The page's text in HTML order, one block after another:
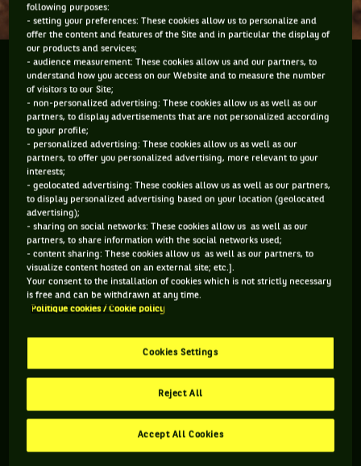
Benjamin voulait vivre Roland-Garros de l'intérieur,
voir les coulisses, les petites mains qui s'affèrent
dans l'ombre, les espaces privés, toucher la terre
battue... Tout ça et même plus, il y a eu droit en tant
que grand gagnant de l'un des rêves
Benjamin voulait vivre Roland-Garros de l'intérieur, voir les
coulisses, les petites mains qui s'affairent dans l'ombre, les
espaces privés, toucher la terre battue... Tout ça et même
plus, il y a eu droit en tant que grand gagnant de l'un des
rêves mis en jeu à l'occasion des 40 ans de partenariat entre
BNP Paribas et Roland-Garros sur le site
http://40ans.wearetennis.com. Pendant la quinzaine de la
technique et même passer la traine sur le court Central entre
2 matchs !
Revivez cette journée à part en vidéo :
following purposes:
- setting your preferences: These cookies allow us to personalize and
offer the content and features of the Site and in particular the display of
our products and services;
- audience measurement: These cookies allow us and our partners, to
understand how you access on our Website and to measure the number
of visitors to our Site;
- non-personalized advertising: These cookies allow us as well as our
partners, to display advertisements that are not personalized according
to your profile;
- personalized advertising: These cookies allow us as well as our
partners, to offer you personalized advertising, more relevant to your
interests;
- geolocated advertising: These cookies allow us as well as our partners,
to display personalized advertising based on your location (geolocated
advertising);
- sharing on social networks: These cookies allow us as well as our
partners, to share information with the social networks used;
- content sharing: These cookies allow us as well as our partners, to
visualize content hosted on an external site; etc.].
Your consent to the installation of cookies which is not strictly necessary
is free and can be withdrawn at any time.
Politique cookies / Cookie policy
Cookies Settings
Reject All
Accept All Cookies